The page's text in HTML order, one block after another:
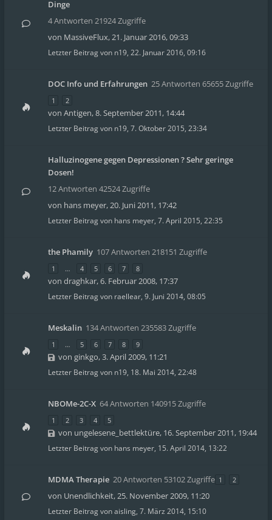
Dinge
4 Antworten 21924 Zugriffe
von MassiveFlux,21. Januar 2016, 09:33
Letzter Beitrag von n19, 22. Januar 2016, 09:16
DOC Info und Erfahrungen 25 Antworten 65655 Zugriffe
1 2
von Antigen,8. September 2011, 14:44
Letzter Beitrag von n19, 7. Oktober 2015, 23:34
Halluzinogene gegen Depressionen ? Sehr geringe
Dosen!
12 Antworten 42524 Zugriffe
von hans meyer,20. Juni 2011, 17:42
Letzter Beitrag von hans meyer, 7. April 2015, 22:35
the Phamily 107 Antworten 218151 Zugriffe
1 … 4 5 6 7 8
von draghkar,6. Februar 2008, 17:37
Letzter Beitrag von raellear, 9. Juni 2014, 08:05
Meskalin 134 Antworten 235583 Zugriffe
1 … 5 6 7 8 9
von ginkgo,3. April 2009, 11:21
Letzter Beitrag von n19, 18. Mai 2014, 22:48
NBOMe-2C-X 64 Antworten 140915 Zugriffe
1 2 3 4 5
von ungelesene_bettlektüre, 16. September 2011, 19:44
Letzter Beitrag von hans meyer, 15. April 2014, 13:22
MDMA Therapie 20 Antworten 53102 Zugriffe 1 2
von Unendlichkeit,25. November 2009, 11:20
Letzter Beitrag vonaisling, 7. März 2014, 15:10